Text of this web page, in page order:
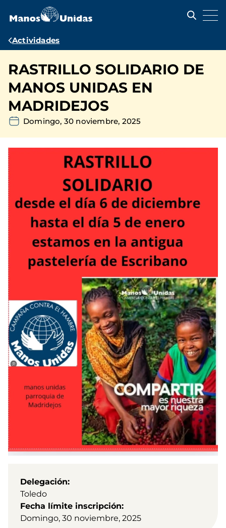
contenido
Ruta
navegación
Actividades
RASTRILLO SOLIDARIO DE
MANOS UNIDAS EN
MADRIDEJOS
Domingo, 30 noviembre, 2025
Delegación
Toledo
Fecha límite inscripción
Domingo, 30 noviembre, 2025